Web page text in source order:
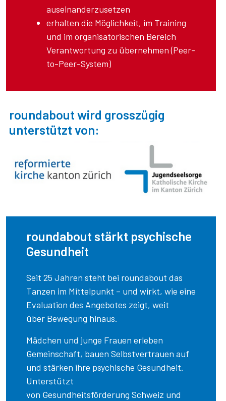
auseinanderzusetzen
erhalten die Möglichkeit, im Training
und im organisatorischen Bereich
Verantwortung zu übernehmen (Peer-
to-Peer-System)
roundabout wird grosszügig
unterstützt von:
roundabout stärkt psychische
Gesundheit
Seit 25 Jahren steht bei roundabout das
Tanzen im Mittelpunkt – und wirkt, wie eine
Evaluation des Angebotes zeigt, weit
über Bewegung hinaus.
Mädchen und junge Frauen erleben
Gemeinschaft, bauen Selbstvertrauen auf
und stärken ihre psychische Gesundheit.
Unterstützt
von Gesundheitsförderung Schweiz und